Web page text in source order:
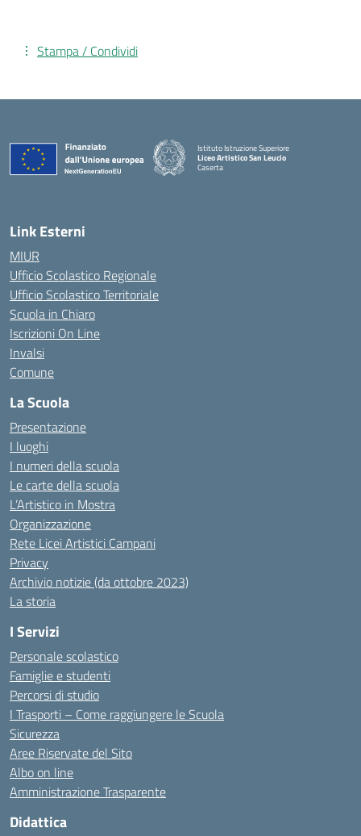
Stampa / Condividi
Istituto Istruzione Superiore
Liceo Artistico San Leucio
Caserta
Link Esterni
MIUR
Ufficio Scolastico Regionale
Ufficio Scolastico Territoriale
Scuola in Chiaro
Iscrizioni On Line
Invalsi
Comune
La Scuola
Presentazione
I luoghi
I numeri della scuola
Le carte della scuola
L’Artistico in Mostra
Organizzazione
Rete Licei Artistici Campani
Privacy
Archivio notizie (da ottobre 2023)
La storia
I Servizi
Personale scolastico
Famiglie e studenti
Percorsi di studio
I Trasporti – Come raggiungere le Scuola
Sicurezza
Aree Riservate del Sito
Albo on line
Amministrazione Trasparente
Didattica